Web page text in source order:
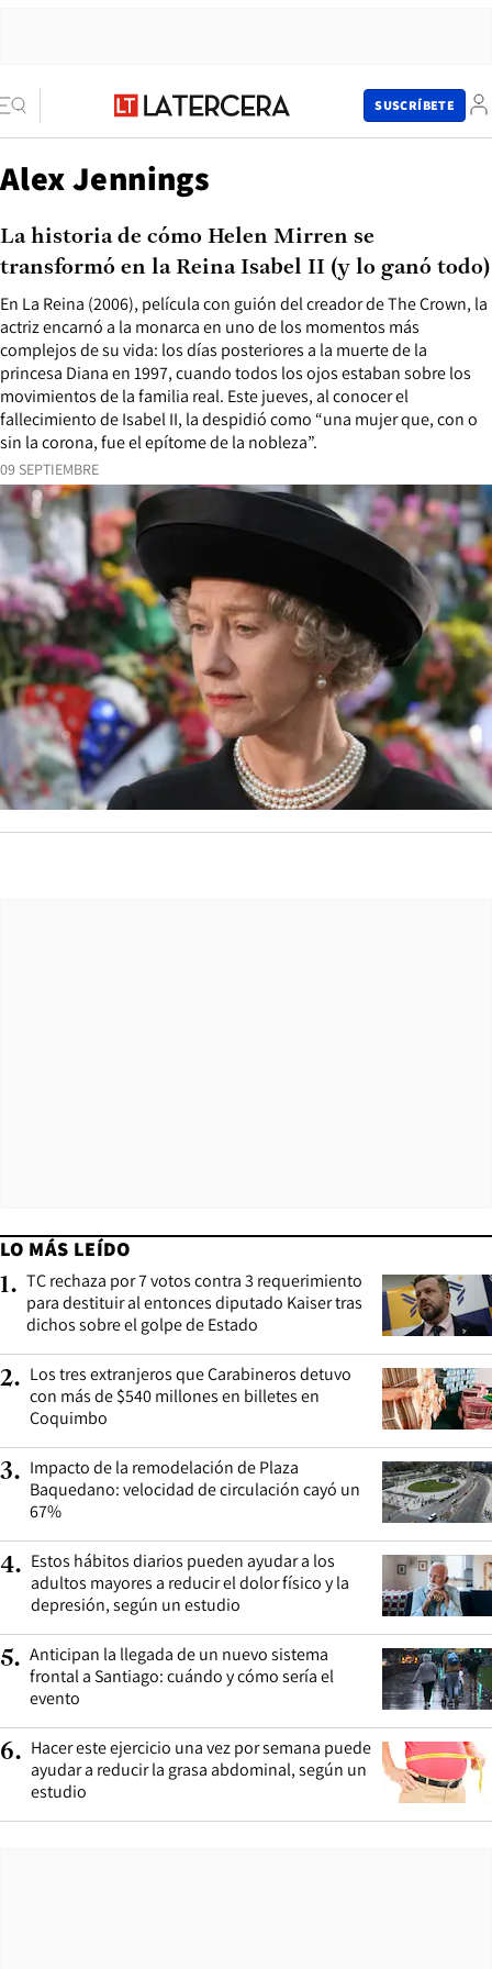
SUSCRÍBETE
Alex Jennings
09 SEPTIEMBRE
En La Reina (2006), película con guión del creador de The Crown, la
actriz encarnó a la monarca en uno de los momentos más
complejos de su vida: los días posteriores a la muerte de la
princesa Diana en 1997, cuando todos los ojos estaban sobre los
movimientos de la familia real. Este jueves, al conocer el
fallecimiento de Isabel II, la despidió como “una mujer que, con o
sin la corona, fue el epítome de la nobleza”.
La historia de cómo Helen Mirren se
transformó en la Reina Isabel II (y lo ganó todo)
LO MÁS LEÍDO
1. TC rechaza por 7 votos contra 3 requerimiento
para destituir al entonces diputado Kaiser tras
dichos sobre el golpe de Estado
2. Los tres extranjeros que Carabineros detuvo
con más de $540 millones en billetes en
Coquimbo
3. Impacto de la remodelación de Plaza
Baquedano: velocidad de circulación cayó un
67%
4. Estos hábitos diarios pueden ayudar a los
adultos mayores a reducir el dolor físico y la
depresión, según un estudio
5. Anticipan la llegada de un nuevo sistema
frontal a Santiago: cuándo y cómo sería el
evento
6. Hacer este ejercicio una vez por semana puede
ayudar a reducir la grasa abdominal, según un
estudio